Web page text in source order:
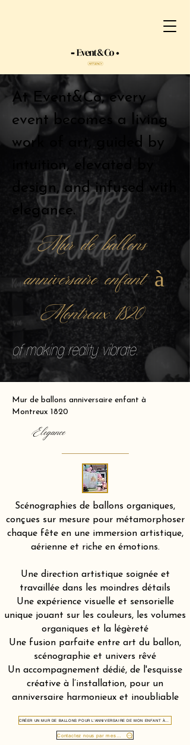
At Event&Co, every
event becomes a living
work of art, guided by
intuition, elevated by
design, and infused with
elegance.
Mur de ballons
anniversaire enfant à
Montreux 1820
of making reality vibrate.
Mur de ballons anniversaire enfant à
Montreux 1820
Elegance
Scénographies de ballons organiques,
conçues sur mesure pour métamorphoser
chaque fête en une immersion artistique,
aérienne et riche en émotions.
Une direction artistique soignée et
travaillée dans les moindres détails
Une expérience visuelle et sensorielle
unique jouant sur les couleurs, les volumes
organiques et la légèreté
Une fusion parfaite entre art du ballon,
scénographie et univers rêvé
Un accompagnement dédié, de l'esquisse
créative à l’installation, pour un
anniversaire harmonieux et inoubliable